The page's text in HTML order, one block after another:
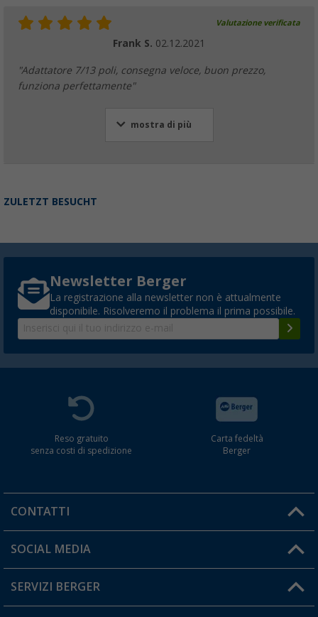
Valutazione verificata
Frank S. 02.12.2021
"Adattatore 7/13 poli, consegna veloce, buon prezzo,
funziona perfettamente"
mostra di più
ZULETZT BESUCHT
Newsletter Berger
La registrazione alla newsletter non è attualmente
disponibile. Risolveremo il problema il prima possibile.
Reso gratuito
senza costi di spedizione
Carta fedeltà
Berger
CONTATTI
Orari di apertura del servizio:
Hai una domanda?
SOCIAL MEDIA
SERVIZI BERGER